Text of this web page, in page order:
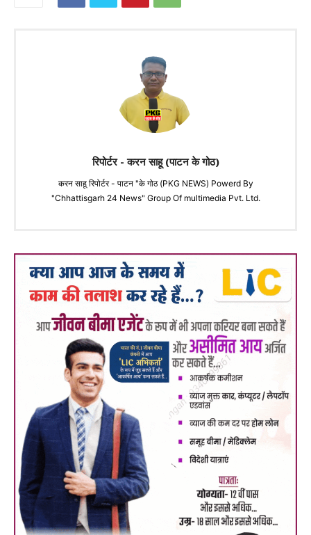
रिपोर्टर - करन साहू (पाटन के गोठ)
करन साहू रिपोर्टर - पाटन "के गोठ (PKG NEWS) Powerd By
"Chhattisgarh 24 News" Group Of multimedia Pvt. Ltd.